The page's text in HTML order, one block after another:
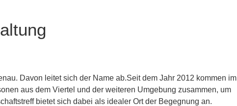
Davon leitet sich der Name ab.Seit dem Jahr 2012 kommen im
aus dem Viertel und der weiteren Umgebung zusammen, um
bietet sich dabei als idealer Ort der Begegnung an.